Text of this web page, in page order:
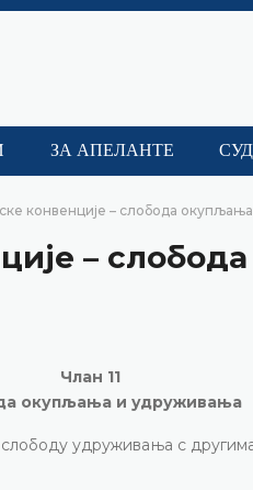
ЗА АПЕЛАНТЕ
конвенције – слобода
–
Члан 11
окупљања и удруживања
удруживања с